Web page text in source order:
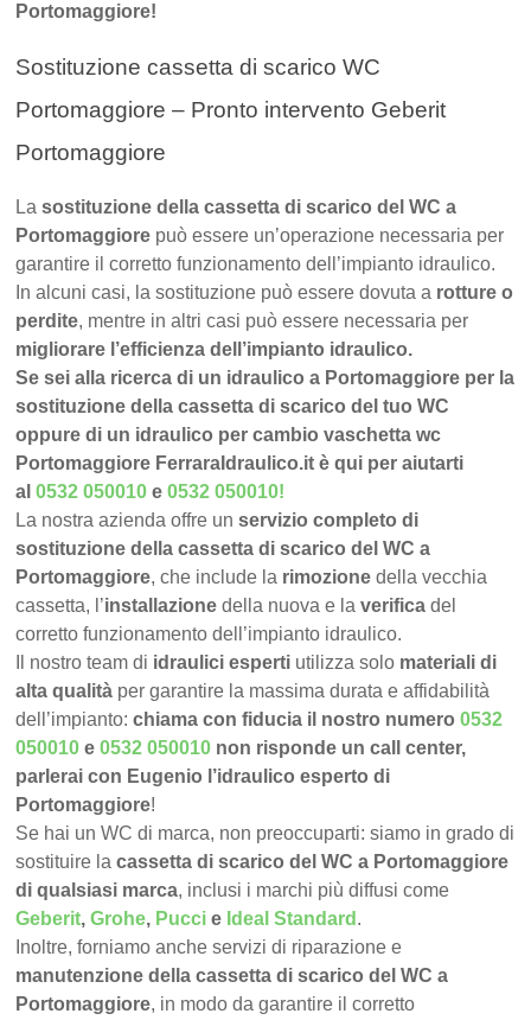
Portomaggiore!
Sostituzione cassetta di scarico WC
Portomaggiore – Pronto intervento Geberit
Portomaggiore
Lasostituzione della cassetta di scarico del WC a
Portomaggiore può essere un’operazione necessaria per
garantire il corretto funzionamento dell’impianto idraulico.
In alcuni casi, la sostituzione può essere dovuta a rotture o
perdite, mentre in altri casi può essere necessaria per
migliorare l’efficienza dell’impianto idraulico.
Se sei alla ricerca di un idraulico a Portomaggiore per la
sostituzione della cassetta di scarico del tuo WC
oppure di un idraulico per cambio vaschetta wc
Portomaggiore FerraraIdraulico.it è qui per aiutarti
al0532 050010 e0532 050010!
La nostra azienda offre unservizio completo di
sostituzione della cassetta di scarico del WC a
Portomaggiore, che include la rimozione della vecchia
cassetta, l’installazione della nuova e laverifica del
corretto funzionamento dell’impianto idraulico.
Il nostro team di idraulici esperti utilizza solo materiali di
alta qualità per garantire la massima durata e affidabilità
dell’impianto:chiama con fiducia il nostro numero0532
050010 e0532 050010 non risponde un call center,
parlerai con Eugenio l’idraulico esperto di
Portomaggiore!
Se hai un WC di marca, non preoccuparti: siamo in grado di
sostituire lacassetta di scarico del WC a Portomaggiore
di qualsiasi marca, inclusi i marchi più diffusi come
Geberit,Grohe, Pucci e Ideal Standard .
Inoltre, forniamo anche servizi di riparazione e
manutenzione della cassetta di scarico del WC a
Portomaggiore, in modo da garantire il corretto